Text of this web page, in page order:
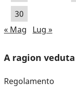
30
« Mag
Lug »
A ragion veduta
Regolamento